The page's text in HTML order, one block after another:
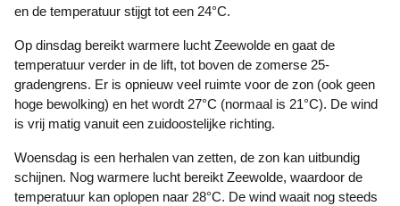
en de temperatuur stijgt tot een 24°C.
Op dinsdag bereikt warmere lucht Zeewolde en gaat de
temperatuur verder in de lift, tot boven de zomerse 25-
gradengrens. Er is opnieuw veel ruimte voor de zon (ook geen
hoge bewolking) en het wordt 27°C (normaal is 21°C). De wind
is vrij matig vanuit een zuidoostelijke richting.
Woensdag is een herhalen van zetten, de zon kan uitbundig
schijnen. Nog warmere lucht bereikt Zeewolde, waardoor de
temperatuur kan oplopen naar 28°C. De wind waait nog steeds